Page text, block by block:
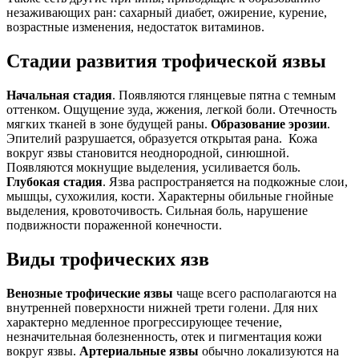
незаживающих ран: сахарный диабет, ожирение, курение,
возрастные изменения, недостаток витаминов.
Стадии развития трофической язвы
Начальная стадия. Появляются глянцевые пятна с темным
оттенком. Ощущение зуда, жжения, легкой боли. Отечность
мягких тканей в зоне будущей раны. Образование эрозии.
Эпителий разрушается, образуется открытая рана. Кожа
вокруг язвы становится неоднородной, синюшной.
Появляются мокнущие выделения, усиливается боль.
Глубокая стадия. Язва распространяется на подкожные слои,
мышцы, сухожилия, кости. Характерны обильные гнойные
выделения, кровоточивость. Сильная боль, нарушение
подвижности пораженной конечности.
Виды трофических язв
Венозные трофические язвы чаще всего располагаются на
внутренней поверхности нижней трети голени. Для них
характерно медленное прогрессирующее течение,
незначительная болезненность, отек и пигментация кожи
вокруг язвы. Артериальные язвы обычно локализуются на